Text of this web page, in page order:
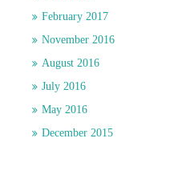
February 2017
November 2016
August 2016
July 2016
May 2016
December 2015